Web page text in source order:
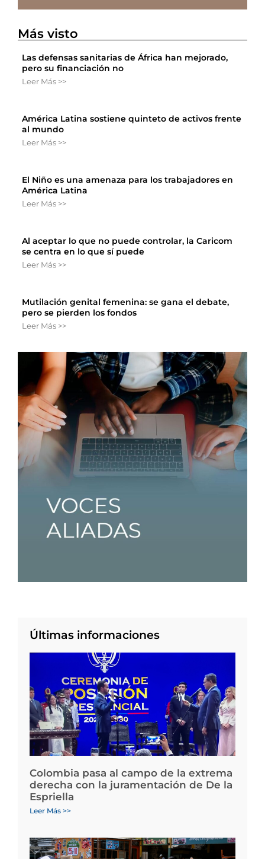
Más visto
Las defensas sanitarias de África han mejorado,
pero su financiación no
Leer Más >>
América Latina sostiene quinteto de activos frente
al mundo
Leer Más >>
El Niño es una amenaza para los trabajadores en
América Latina
Leer Más >>
Al aceptar lo que no puede controlar, la Caricom
se centra en lo que sí puede
Leer Más >>
Mutilación genital femenina: se gana el debate,
pero se pierden los fondos
Leer Más >>
Últimas informaciones
Colombia pasa al campo de la extrema
derecha con la juramentación de De la
Espriella
Leer Más >>